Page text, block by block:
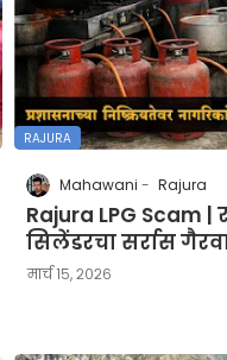
RAJURA
Mahawani Rajura
Rajura LPG Scam
सिलेंडरचा सर्रास
मार्च १५, २०२६